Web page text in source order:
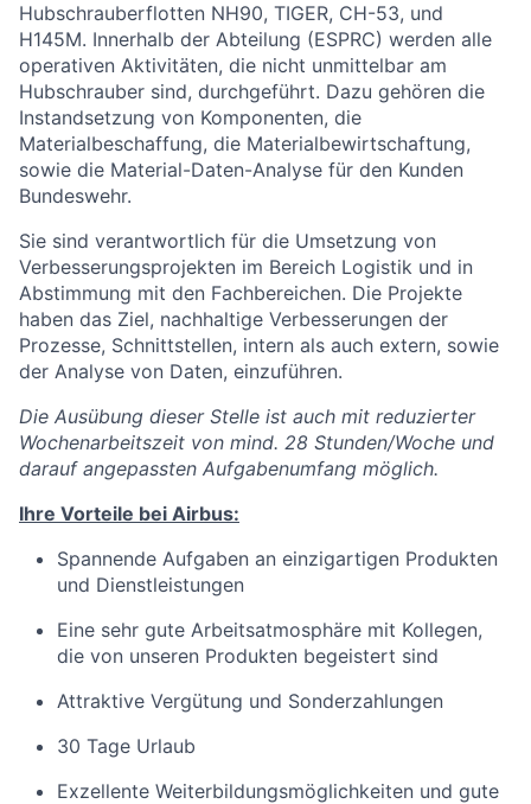
Hubschrauberflotten NH90, TIGER, CH-53, und
H145M. Innerhalb der Abteilung (ESPRC) werden alle
operativen Aktivitäten, die nicht unmittelbar am
Hubschrauber sind, durchgeführt. Dazu gehören die
Instandsetzung von Komponenten, die
Materialbeschaffung, die Materialbewirtschaftung,
sowie die Material-Daten-Analyse für den Kunden
Bundeswehr.
Sie sind verantwortlich für die Umsetzung von
Verbesserungsprojekten im Bereich Logistik und in
Abstimmung mit den Fachbereichen. Die Projekte
haben das Ziel, nachhaltige Verbesserungen der
Prozesse, Schnittstellen, intern als auch extern, sowie
der Analyse von Daten, einzuführen.
Die Ausübung dieser Stelle ist auch mit reduzierter
Wochenarbeitszeit von mind. 28 Stunden/Woche und
darauf angepassten Aufgabenumfang möglich.
Ihre Vorteile bei Airbus:
Spannende Aufgaben an einzigartigen Produkten
und Dienstleistungen
Eine sehr gute Arbeitsatmosphäre mit Kollegen,
die von unseren Produkten begeistert sind
Attraktive Vergütung und Sonderzahlungen
30 Tage Urlaub
Exzellente Weiterbildungsmöglichkeiten und gute